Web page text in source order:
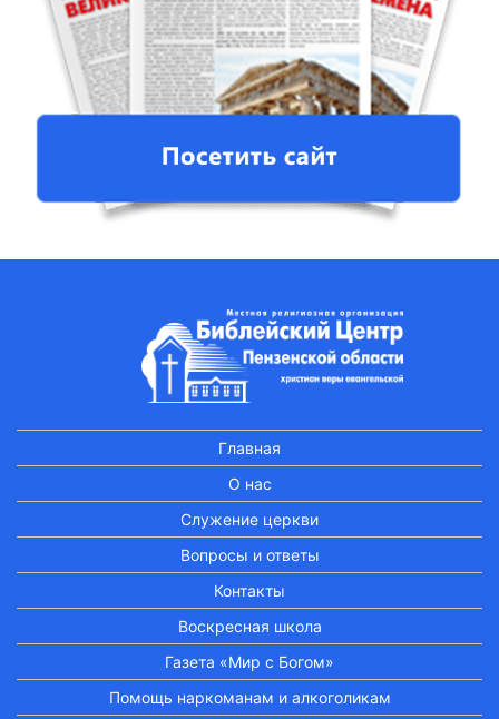
Главная
О нас
Служение церкви
Вопросы и ответы
Контакты
Воскресная школа
Газета «Мир с Богом»
Помощь наркоманам и алкоголикам